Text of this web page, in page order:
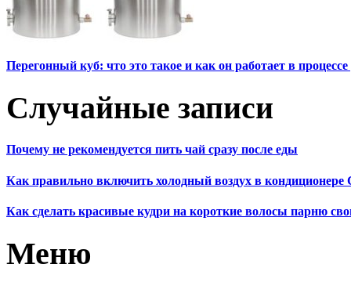
Перегонный куб: что это такое и как он работает в
Случайные записи
Почему не рекомендуется пить чай сразу после еды
Как правильно включить холодный воздух в
Как сделать красивые кудри на короткие волосы парню
Меню